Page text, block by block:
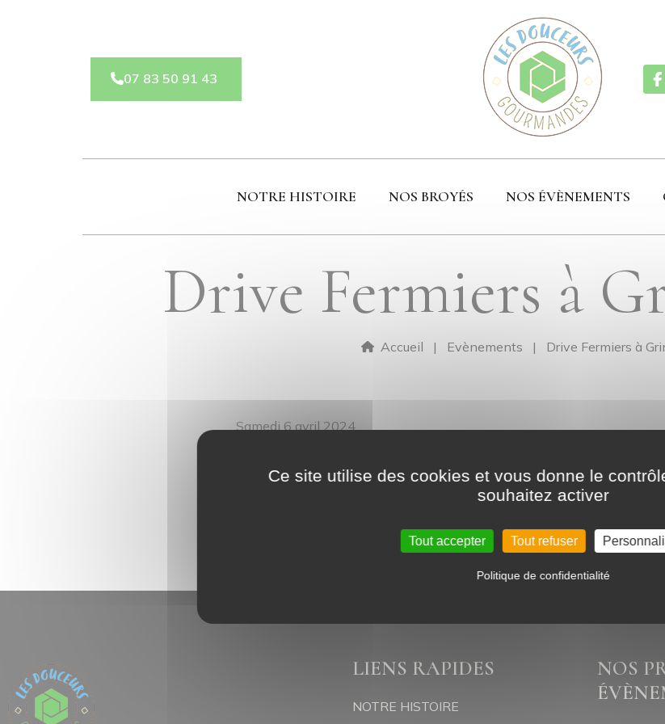
07 83 50 91 43
NOTRE HISTOIRE NOS BROYÉS NOS ÉVÈNEMENTS
Drive Fermiers à
Accueil Evènements Drive Fermiers à
Samedi 6 avril 2024
LIENS RAPIDES
NOTRE HISTOIRE
NOS
Ce site utilise des cookies et vous donne le
souhaitez activer
Tout accepter Tout refuser
Politique de confidentialité